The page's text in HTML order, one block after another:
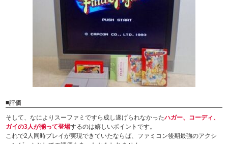
■評価
そして、なによりスーファミですら成し遂げられなかったハガー、コーディ、
ガイの3人が揃って登場するのは嬉しいポイントです。
これで2人同時プレイが実現できていたならば、ファミコン後期最強のアクシ